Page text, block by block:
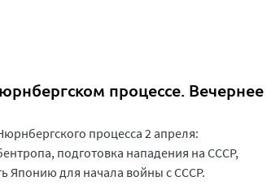
процессе. Вечернее
процесса 2 апреля:
подготовка нападения на СССР,
Японию для начала войны с СССР.